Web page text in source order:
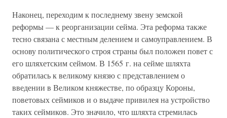
Наконец, переходим к последнему звену земской
реформы — к реорганизации сейма. Эта реформа также
тесно связана с местным делением и самоуправлением. В
основу политического строя страны был положен повет с
его шляхетским сеймом. В 1565 г. на сейме шляхта
обратилась к великому князю с представлением о
введении в Великом княжестве, по образцу Короны,
поветовых сеймиков и о выдаче привилея на устройство
таких сеймиков. Это значило, что шляхта стремилась